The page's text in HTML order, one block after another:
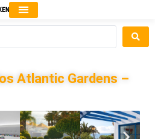
Atlantic Gardens –